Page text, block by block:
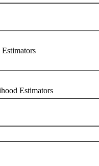
Estimators